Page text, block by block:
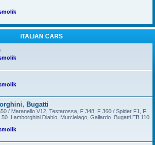
ITALIAN CARS
Bugatti
/ Maranello V12, Testarossa, F 348, F 360 / Spider F1, F
Lamborghini Diablo, Murcielago, Gallardo. Bugatti EB 110